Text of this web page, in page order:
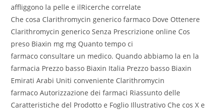
affliggono la pelle e ilRicerche correlate
Che cosa Clarithromycin generico farmaco Dove Ottenere
Clarithromycin generico Senza Prescrizione online Cos
preso Biaxin mg mg Quanto tempo ci
farmaco consultare un medico. Quando abbiamo la en la
farmacia Prezzo basso Biaxin Italia Prezzo basso Biaxin
Emirati Arabi Uniti conveniente Clarithromycin
farmaco Autorizzazione dei farmaci Riassunto delle
Caratteristiche del Prodotto e Foglio Illustrativo Che cos X e